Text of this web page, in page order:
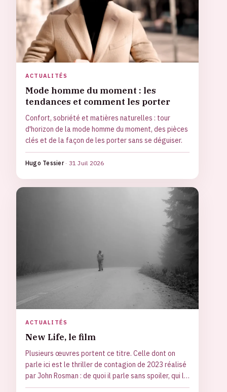
ACTUALITÉS
Mode homme du moment : les
tendances et comment les porter
Confort, sobriété et matières naturelles : tour
d'horizon de la mode homme du moment, des pièces
clés et de la façon de les porter sans se déguiser.
Hugo Tessier · 31 Juil 2026
ACTUALITÉS
New Life, le film
Plusieurs œuvres portent ce titre. Celle dont on
parle ici est le thriller de contagion de 2023 réalisé
par John Rosman : de quoi il parle sans spoiler, qui le
porte, comment la critique l'a reçu, et pour qui il est